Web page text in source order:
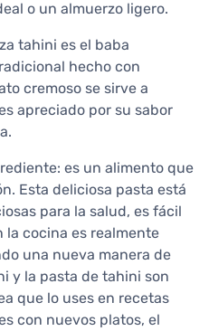
o un almuerzo ligero.
tahini es el baba
hecho con
cremoso se sirve a
apreciado por su sabor
es un alimento que
Esta deliciosa pasta está
para la salud, es fácil
la cocina es realmente
una nueva manera de
y la pasta de tahini son
que lo uses en recetas
con nuevos platos, el